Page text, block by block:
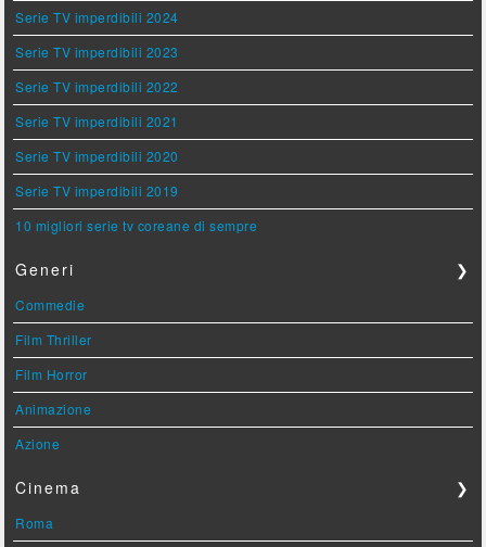
Serie TV imperdibili 2024
Serie TV imperdibili 2023
Serie TV imperdibili 2022
Serie TV imperdibili 2021
Serie TV imperdibili 2020
Serie TV imperdibili 2019
10 migliori serie tv coreane di sempre
Generi ❯
Commedie
Film Thriller
Film Horror
Animazione
Azione
Cinema ❯
Roma